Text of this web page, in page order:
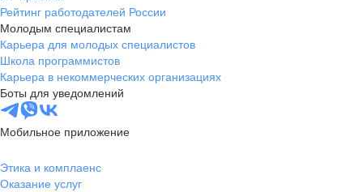
Рейтинг работодателей России
Молодым специалистам
Карьера для молодых специалистов
Школа программистов
Карьера в некоммерческих организациях
Боты для уведомлений
Мобильное приложение
Этика и комплаенс
Оказание услуг